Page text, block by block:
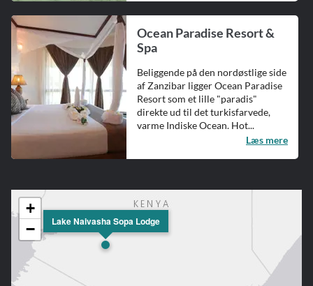
Ocean Paradise Resort &
Spa
Beliggende på den nordøstlige side
af Zanzibar ligger Ocean Paradise
Resort som et lille "paradis"
direkte ud til det turkisfarvede,
varme Indiske Ocean. Hot...
Læs mere
Lake Naivasha Sopa Lodge
+
−